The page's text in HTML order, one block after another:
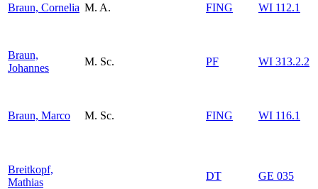
Braun, Cornelia M. A. FING WI 112.1
Braun,
Johannes
M. Sc. PF WI 313.2.2
Braun, Marco M. Sc. FING WI 116.1
Breitkopf,
Mathias
DT GE 035